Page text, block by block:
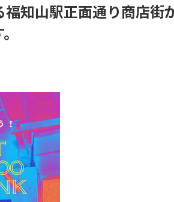
福知山駅正面通り商店街